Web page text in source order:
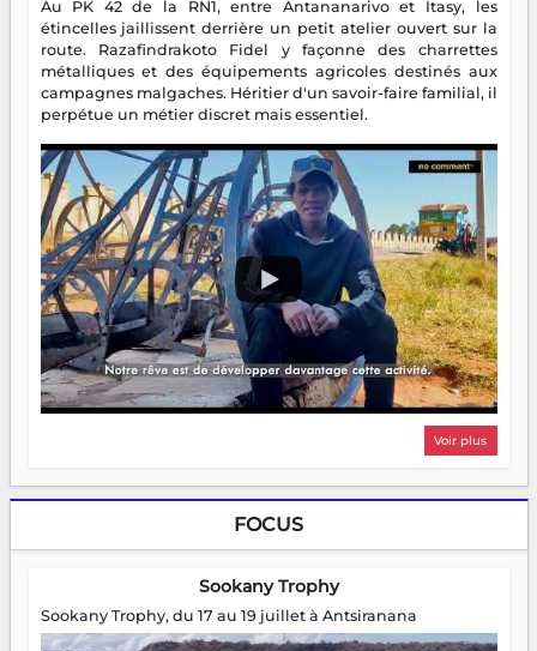
Au PK 42 de la RN1, entre Antananarivo et Itasy, les
étincelles jaillissent derrière un petit atelier ouvert sur la
route. Razafindrakoto Fidel y façonne des charrettes
métalliques et des équipements agricoles destinés aux
campagnes malgaches. Héritier d'un savoir-faire familial, il
perpétue un métier discret mais essentiel.
Voir plus
FOCUS
Sookany Trophy
Sookany Trophy, du 17 au 19 juillet à Antsiranana